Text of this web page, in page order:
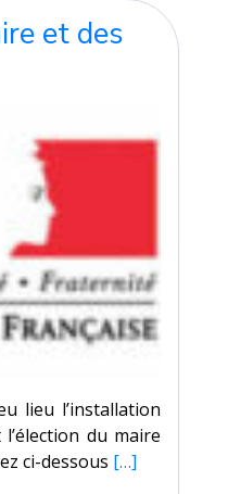
et des
lieu l’installation
du maire
ci-dessous […]